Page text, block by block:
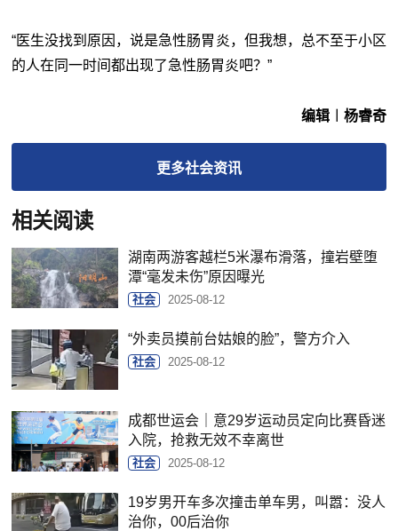
“医生没找到原因，说是急性肠胃炎，但我想，总不至于小区
的人在同一时间都出现了急性肠胃炎吧？”
编辑︱杨睿奇
更多社会资讯
相关阅读
湖南两游客越栏5米瀑布滑落，撞岩壁堕
潭“毫发未伤”原因曝光
社会 2025-08-12
“外卖员摸前台姑娘的脸”，警方介入
社会 2025-08-12
成都世运会｜意29岁运动员定向比赛昏迷
入院，抢救无效不幸离世
社会 2025-08-12
19岁男开车多次撞击单车男，叫嚣：没人
治你，00后治你